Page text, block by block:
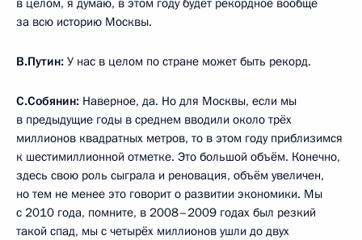
за всю историю Москвы.
В.Путин: У нас в целом по стране может быть рекорд.
С.Собянин: Наверное, да. Но для Москвы, если мы
в предыдущие годы в среднем вводили около трёх
миллионов квадратных метров, то в этом году приблизимся
к шестимиллионной отметке. Это большой объём. Конечно,
здесь свою роль сыграла и реновация, объём увеличен,
но тем не менее это говорит о развитии экономики. Мы
с 2010 года, помните, в 2008–2009 годах был резкий
такой спад, мы с четырёх миллионов ушли до двух